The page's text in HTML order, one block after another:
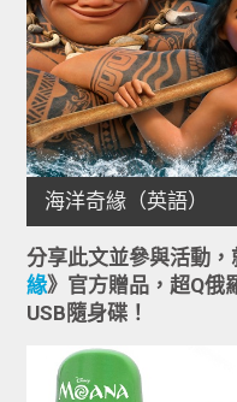
分享此文並參與活動
緣》官方贈品，超Q俄
USB隨身碟！